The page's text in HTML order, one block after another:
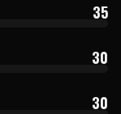
35
30
30